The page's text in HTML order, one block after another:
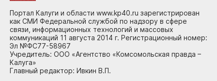
Портал Калуги и области www.kp40.ru зарегистрирован
как СМИ Федеральной службой по надзору в сфере
связи, информационных технологий и массовых
коммуникаций 11 августа 2014 г. Регистрационный номер:
Эл №ФС77-58967
Учредитель: ООО «Агентство «Комсомольская правда –
Калуга»
Главный редактор: Ивкин В.П.